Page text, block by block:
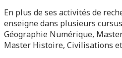
En plus de ses activités de
enseigne dans plusieurs
Géographie Numérique,
Master Histoire, Civilisations